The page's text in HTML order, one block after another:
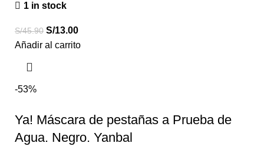
1 in stock
S/45.90 S/13.00
Añadir al carrito
-53%
Ya! Máscara de pestañas a Prueba de
Agua. Negro. Yanbal